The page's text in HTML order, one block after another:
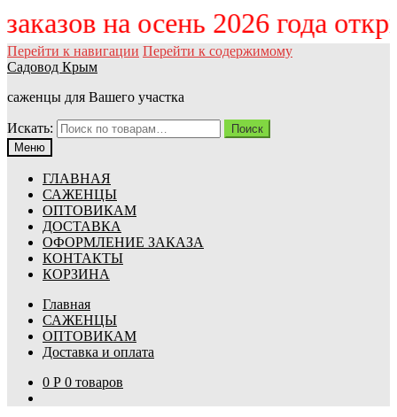
заказов на осень 2026 года
Перейти к навигации Перейти к содержимому
Садовод Крым
саженцы для Вашего участка
Искать:
Поиск
Меню
ГЛАВНАЯ
САЖЕНЦЫ
ОПТОВИКАМ
ДОСТАВКА
ОФОРМЛЕНИЕ ЗАКАЗА
КОНТАКТЫ
КОРЗИНА
Главная
САЖЕНЦЫ
ОПТОВИКАМ
Доставка и оплата
0 Р 0 товаров